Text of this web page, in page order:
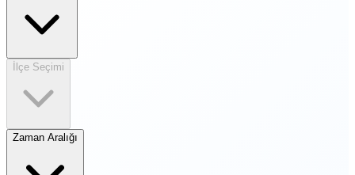
İlçe Seçimi
Zaman Aralığı